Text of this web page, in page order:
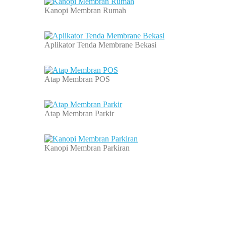
Kanopi Membran Rumah
Aplikator Tenda Membrane Bekasi
Atap Membran POS
Atap Membran Parkir
Kanopi Membran Parkiran